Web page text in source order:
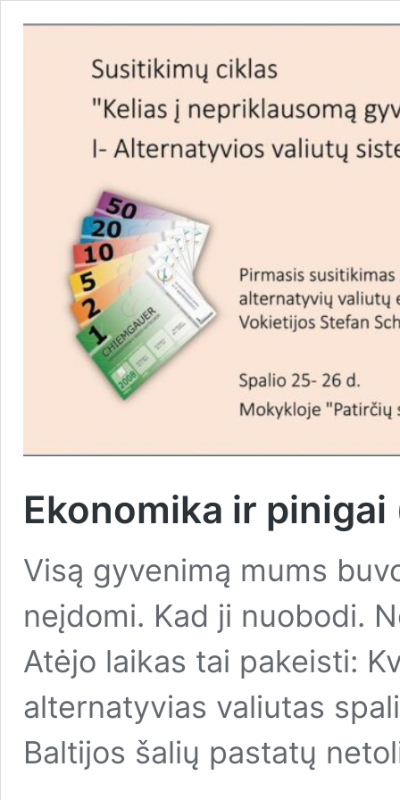
Ekonomika ir
Visą gyvenimą mums
neįdomi. Kad ji nuobodi.
Atėjo laikas tai pakeisti:
alternatyvias valiutas
Baltijos šalių pastatų